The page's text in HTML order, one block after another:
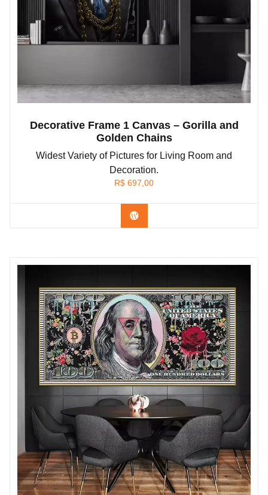
Decorative Frame 1 Canvas – Gorilla and
Golden Chains
Widest Variety of Pictures for Living Room and
Decoration.
R$ 697,00
Confira os modelos